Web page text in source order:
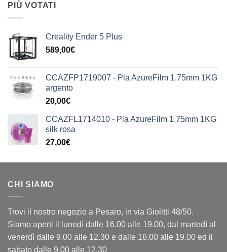
PIÙ VOTATI
Creality Ender 5 Plus
589,00€
CCAZFP1719007 - Pla AzureFilm 1,75mm 1KG
argento
20,00€
CCAZFL1714010 - Pla AzureFilm 1,75mm 1KG
silk rosa
27,00€
CHI SIAMO
Trovi il nostro negozio a Pesaro, in via Giolitti 48/50.
Siamo aperti il lunedì dalle 16.00 alle 19.00, dal martedì al
venerdì dalle 9.00 alle 12.30 e dalle 16.00 alle 19.00 ed il
sabato dalle 9.00 alle 12.30